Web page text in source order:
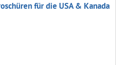
für die USA & Kanada